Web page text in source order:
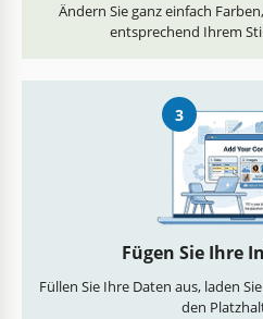
Ändern Sie ganz einfach
entsprechend Ihrem
3
Fügen Sie Ihre
Füllen Sie Ihre Daten aus, laden
den